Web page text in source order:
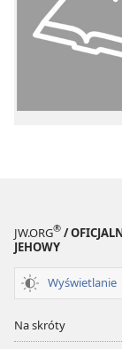
JW.ORG® /
JEHOWY
Wyświetlanie
Na skróty